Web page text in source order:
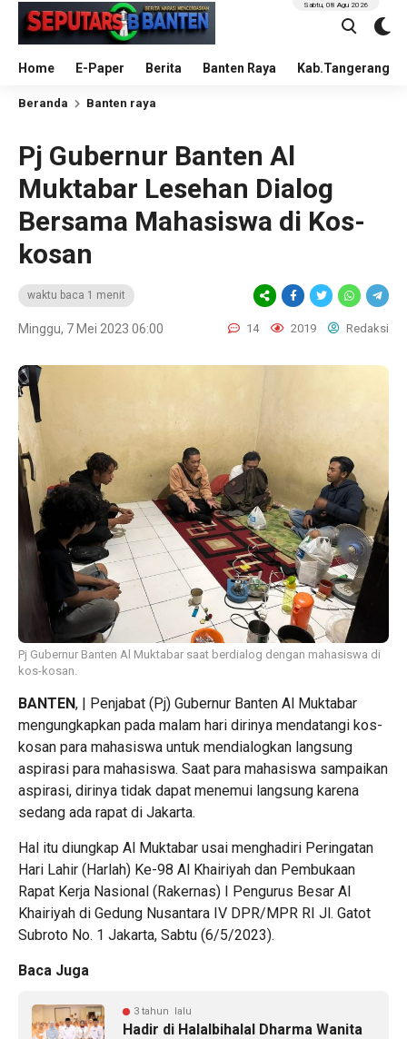
Home E-Paper Berita Banten Raya Kab.Tangerang
Sabtu, 08 Agu 2026
Beranda Banten raya
Pj Gubernur Banten Al
Muktabar Lesehan Dialog
Bersama Mahasiswa di Kos-
kosan
waktu baca 1 menit
Minggu, 7 Mei 2023 06:00 14 2019 Redaksi
Pj Gubernur Banten Al Muktabar saat berdialog dengan mahasiswa di
kos-kosan.
BANTEN, | Penjabat (Pj) Gubernur Banten Al Muktabar
mengungkapkan pada malam hari dirinya mendatangi kos-
kosan para mahasiswa untuk mendialogkan langsung
aspirasi para mahasiswa. Saat para mahasiswa sampaikan
aspirasi, dirinya tidak dapat menemui langsung karena
sedang ada rapat di Jakarta.
Hal itu diungkap Al Muktabar usai menghadiri Peringatan
Hari Lahir (Harlah) Ke-98 Al Khairiyah dan Pembukaan
Rapat Kerja Nasional (Rakernas) I Pengurus Besar Al
Khairiyah di Gedung Nusantara IV DPR/MPR RI Jl. Gatot
Subroto No. 1 Jakarta, Sabtu (6/5/2023).
Baca Juga
3 tahun lalu
Hadir di Halalbihalal Dharma Wanita